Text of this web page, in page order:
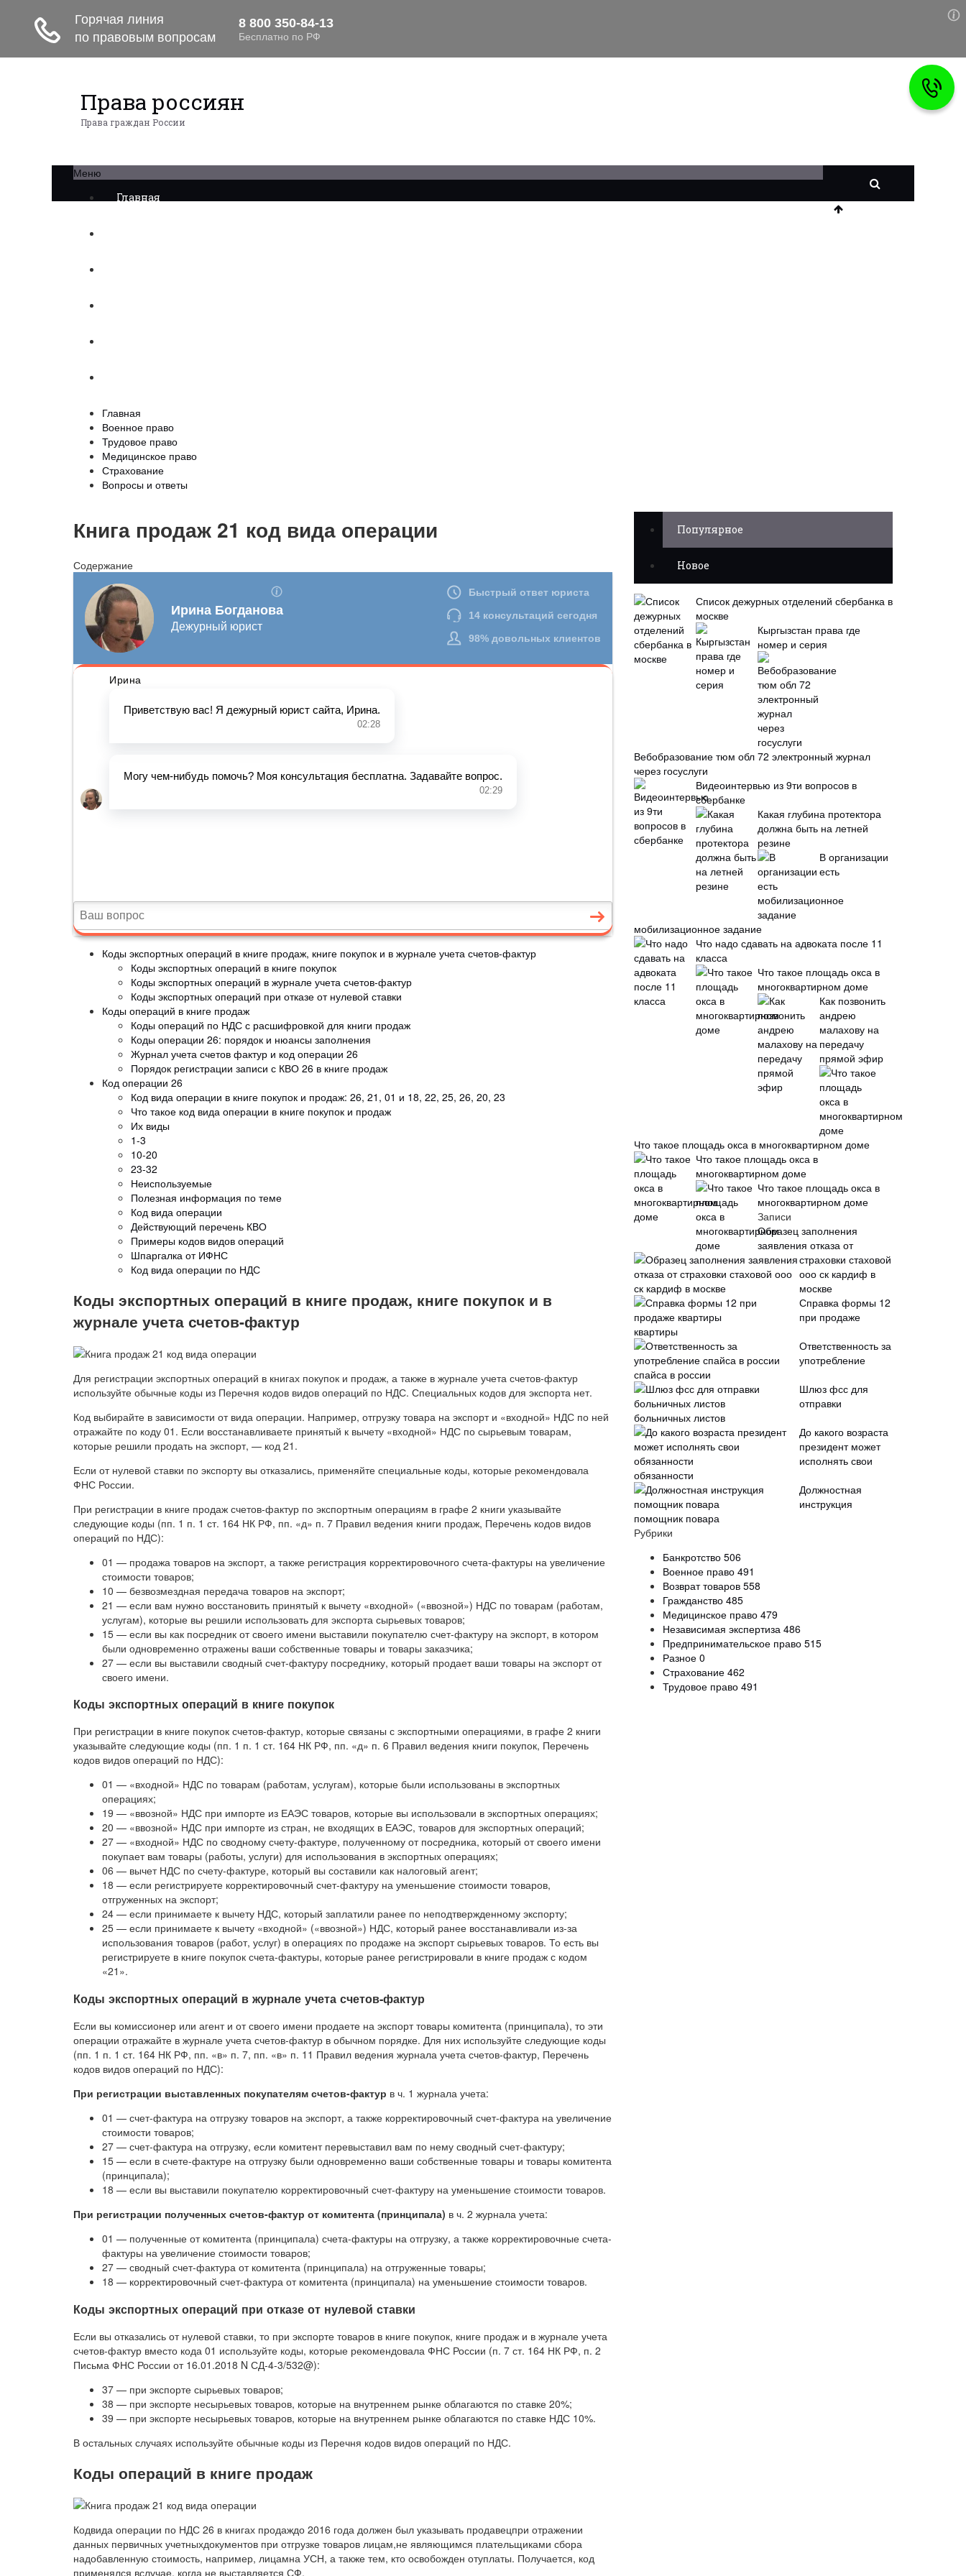
Права россиян
Права граждан России
Меню
Главная
Главная
Военное право
Трудовое право
Медицинское право
Страхование
Вопросы и ответы
Книга продаж 21 код вида операции
Содержание
Коды экспортных операций в книге продаж, книге покупок и в журнале учета счетов-фактур
Коды экспортных операций в книге покупок
Коды экспортных операций в журнале учета счетов-фактур
Коды экспортных операций при отказе от нулевой ставки
Коды операций в книге продаж
Коды операций по НДС с расшифровкой для книги продаж
Коды операции 26: порядок и нюансы заполнения
Журнал учета счетов фактур и код операции 26
Порядок регистрации записи с КВО 26 в книге продаж
Код операции 26
Код вида операции в книге покупок и продаж: 26, 21, 01 и 18, 22, 25, 26, 20, 23
Что такое код вида операции в книге покупок и продаж
Их виды
1-3
10-20
23-32
Неиспользуемые
Полезная информация по теме
Код вида операции
Действующий перечень КВО
Примеры кодов видов операций
Шпаргалка от ИФНС
Код вида операции по НДС
Коды экспортных операций в книге продаж, книге покупок и в
журнале учета счетов-фактур
Для регистрации экспортных операций в книгах покупок и продаж, а также в журнале учета счетов-фактур
используйте обычные коды из Перечня кодов видов операций по НДС. Специальных кодов для экспорта нет.
Код выбирайте в зависимости от вида операции. Например, отгрузку товара на экспорт и «входной» НДС по ней
отражайте по коду 01. Если восстанавливаете принятый к вычету «входной» НДС по сырьевым товарам,
которые решили продать на экспорт, — код 21.
Если от нулевой ставки по экспорту вы отказались, применяйте специальные коды, которые рекомендовала
ФНС России.
При регистрации в книге продаж счетов-фактур по экспортным операциям в графе 2 книги указывайте
следующие коды (пп. 1 п. 1 ст. 164 НК РФ, пп. «д» п. 7 Правил ведения книги продаж, Перечень кодов видов
операций по НДС):
01 — продажа товаров на экспорт, а также регистрация корректировочного счета-фактуры на увеличение
стоимости товаров;
10 — безвозмездная передача товаров на экспорт;
21 — если вам нужно восстановить принятый к вычету «входной» («ввозной») НДС по товарам (работам,
услугам), которые вы решили использовать для экспорта сырьевых товаров;
15 — если вы как посредник от своего имени выставили покупателю счет-фактуру на экспорт, в котором
были одновременно отражены ваши собственные товары и товары заказчика;
27 — если вы выставили сводный счет-фактуру посреднику, который продает ваши товары на экспорт от
своего имени.
Коды экспортных операций в книге покупок
При регистрации в книге покупок счетов-фактур, которые связаны с экспортными операциями, в графе 2 книги
указывайте следующие коды (пп. 1 п. 1 ст. 164 НК РФ, пп. «д» п. 6 Правил ведения книги покупок, Перечень
кодов видов операций по НДС):
01 — «входной» НДС по товарам (работам, услугам), которые были использованы в экспортных
операциях;
19 — «ввозной» НДС при импорте из ЕАЭС товаров, которые вы использовали в экспортных операциях;
20 — «ввозной» НДС при импорте из стран, не входящих в ЕАЭС, товаров для экспортных операций;
27 — «входной» НДС по сводному счету-фактуре, полученному от посредника, который от своего имени
покупает вам товары (работы, услуги) для использования в экспортных операциях;
06 — вычет НДС по счету-фактуре, который вы составили как налоговый агент;
18 — если регистрируете корректировочный счет-фактуру на уменьшение стоимости товаров,
отгруженных на экспорт;
24 — если принимаете к вычету НДС, который заплатили ранее по неподтвержденному экспорту;
25 — если принимаете к вычету «входной» («ввозной») НДС, который ранее восстанавливали из-за
использования товаров (работ, услуг) в операциях по продаже на экспорт сырьевых товаров. То есть вы
регистрируете в книге покупок счета-фактуры, которые ранее регистрировали в книге продаж с кодом
«21».
Коды экспортных операций в журнале учета счетов-фактур
Если вы комиссионер или агент и от своего имени продаете на экспорт товары комитента (принципала), то эти
операции отражайте в журнале учета счетов-фактур в обычном порядке. Для них используйте следующие коды
(пп. 1 п. 1 ст. 164 НК РФ, пп. «в» п. 7, пп. «в» п. 11 Правил ведения журнала учета счетов-фактур, Перечень
кодов видов операций по НДС):
При регистрации выставленных покупателям счетов-фактур в ч. 1 журнала учета:
01 — счет-фактура на отгрузку товаров на экспорт, а также корректировочный счет-фактура на увеличение
стоимости товаров;
27 — счет-фактура на отгрузку, если комитент перевыставил вам по нему сводный счет-фактуру;
15 — если в счете-фактуре на отгрузку были одновременно ваши собственные товары и товары комитента
(принципала);
18 — если вы выставили покупателю корректировочный счет-фактуру на уменьшение стоимости товаров.
При регистрации полученных счетов-фактур от комитента (принципала) в ч. 2 журнала учета:
01 — полученные от комитента (принципала) счета-фактуры на отгрузку, а также корректировочные счета-
фактуры на увеличение стоимости товаров;
27 — сводный счет-фактура от комитента (принципала) на отгруженные товары;
18 — корректировочный счет-фактура от комитента (принципала) на уменьшение стоимости товаров.
Коды экспортных операций при отказе от нулевой ставки
Если вы отказались от нулевой ставки, то при экспорте товаров в книге покупок, книге продаж и в журнале учета
счетов-фактур вместо кода 01 используйте коды, которые рекомендовала ФНС России (п. 7 ст. 164 НК РФ, п. 2
Письма ФНС России от 16.01.2018 N СД-4-3/532@):
37 — при экспорте сырьевых товаров;
38 — при экспорте несырьевых товаров, которые на внутреннем рынке облагаются по ставке 20%;
39 — при экспорте несырьевых товаров, которые на внутреннем рынке облагаются по ставке НДС 10%.
В остальных случаях используйте обычные коды из Перечня кодов видов операций по НДС.
Коды операций в книге продаж
Кодвида операции по НДС 26 в книгах продаждо 2016 года должен был указывать продавецпри отражении
данных первичных учетныхдокументов при отгрузке товаров лицам,не являющимся плательщиками сбора
надобавленную стоимость, например, лицамна УСН, а также тем, кто освобожден отуплаты. Получается, код
применялся вслучае, когда не выставляется СФ.
Популярное
Новое
Список дежурных отделений сбербанка в
москве
Кыргызстан права где
номер и серия
Вебобразование тюм обл 72 электронный журнал
через госуслуги
Видеоинтервью из 9ти вопросов в
сбербанке
Какая глубина протектора
должна быть на летней
резине
В организации
есть
мобилизационное задание
Что надо сдавать на адвоката после 11
класса
Что такое площадь окса в
многоквартирном доме
Как позвонить
андрею
малахову на
передачу
прямой эфир
Что такое площадь окса в многоквартирном доме
Что такое площадь окса в
многоквартирном доме
Что такое площадь окса в
многоквартирном доме
Записи
Образец заполнения
заявления отказа от
страховки стаховой
ооо ск кардиф в
москве
Справка формы 12
при продаже
квартиры
Ответственность за
употребление
спайса в россии
Шлюз фсс для
отправки
больничных листов
До какого возраста
президент может
исполнять свои
обязанности
Должностная
инструкция
помощник повара
Рубрики
Банкротство 506
Военное право 491
Возврат товаров 558
Гражданство 485
Медицинское право 479
Независимая экспертиза 486
Предпринимательское право 515
Разное 0
Страхование 462
Трудовое право 491